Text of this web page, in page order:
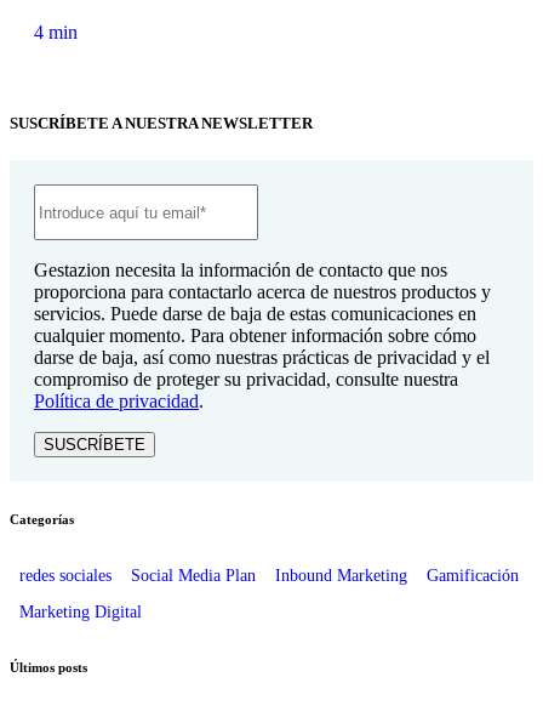
4 min
SUSCRÍBETE A NUESTRA NEWSLETTER
Gestazion necesita la información de contacto que nos
proporciona para contactarlo acerca de nuestros productos y
servicios. Puede darse de baja de estas comunicaciones en
cualquier momento. Para obtener información sobre cómo
darse de baja, así como nuestras prácticas de privacidad y el
compromiso de proteger su privacidad, consulte nuestra
Política de privacidad.
Categorías
redes sociales Social Media Plan Inbound Marketing
Gamificación
Marketing Digital
Últimos posts